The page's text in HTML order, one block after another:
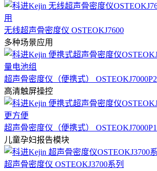
无线超声骨密度仪 OSTEOKJ7600
多种场景应用
超声骨密度仪（便携式） OSTEOKJ7000P2
高清触屏操控
超声骨密度仪（便携式） OSTEOKJ7000P1
儿童孕妇报告模块
超声骨密度仪 OSTEOKJ3700系列